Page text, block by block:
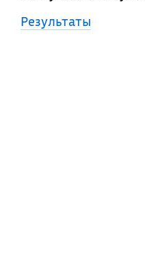
Результаты